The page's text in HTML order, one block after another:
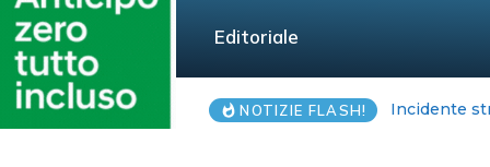
Editoriale
NOTIZIE FLASH! Salerno,